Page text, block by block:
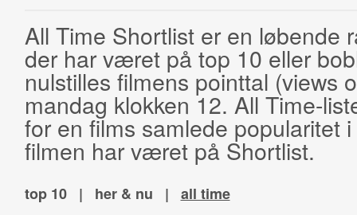
All Time Shortlist er en løbende
der har været på top 10 eller
nulstilles filmens pointtal (views
mandag klokken 12. All Time-
for en films samlede popularitet
filmen har været på Shortlist.
top 10 | her & nu | all time